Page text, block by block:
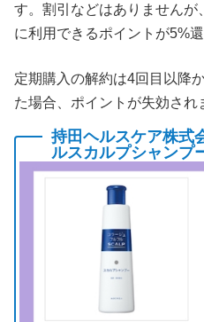
す。割引などはありません
に利用できるポイントが5%還
定期購入の解約は4回目以降
た場合、ポイントが失効され
持田ヘルスケア株式
ルスカルプシャンプ